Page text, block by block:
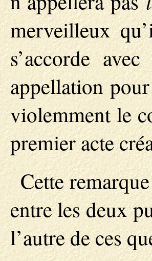
merveilleux
s’accorde
appellation
violemment le
premier acte
Cette
entre les deux
l’autre de ces